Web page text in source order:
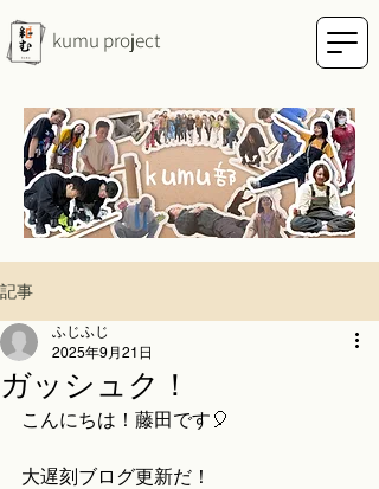
kumu project
記事
ガッシュク！
ふじふじ
2025年9月21日
こんにちは！藤田です🎈
大遅刻ブログ更新だ！